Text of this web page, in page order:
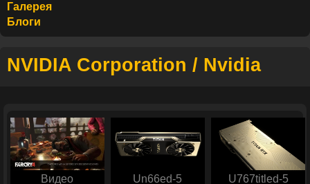
Галерея
Блоги
NVIDIA Corporation / Nvidia
Видео Un66ed-5 U767titled-5